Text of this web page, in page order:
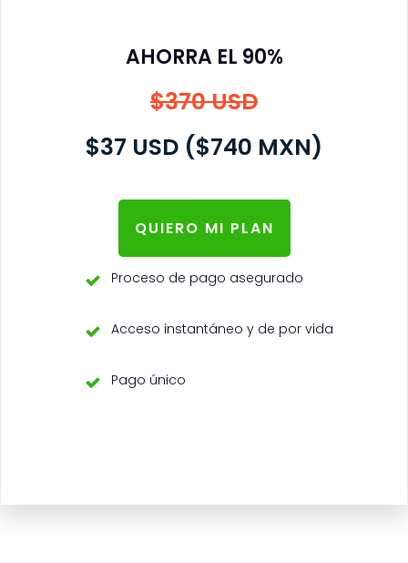
AHORRA EL 90%
$370 USD
$37 USD ($740 MXN)
QUIERO MI PLAN
Proceso de pago asegurado
Acceso instantáneo y de por vida
Pago único